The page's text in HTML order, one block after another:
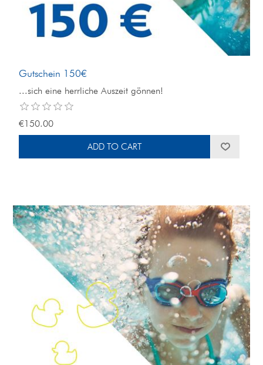
Gutschein 150€
...sich eine herrliche Auszeit gönnen!
€150.00